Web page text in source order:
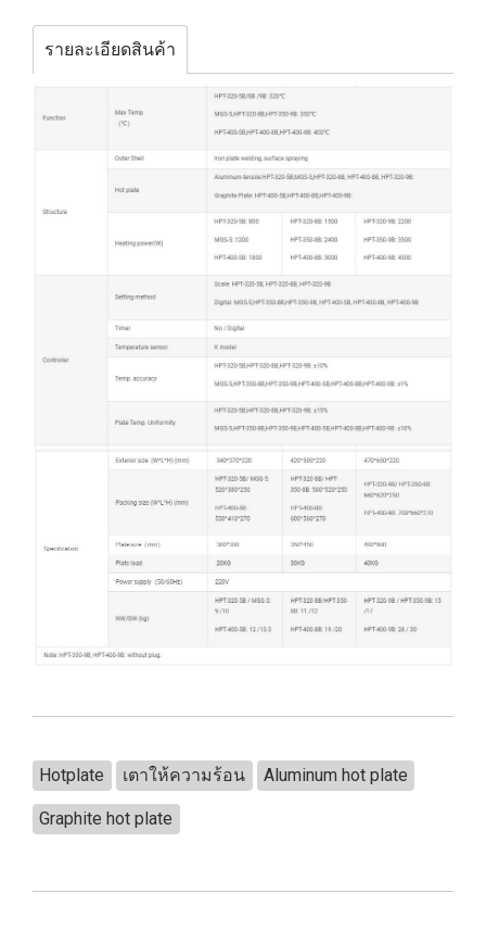
รายละเอียดสินค้า
Hotplate เตาให้ความร้อน Aluminum hot plate
Graphite hot plate